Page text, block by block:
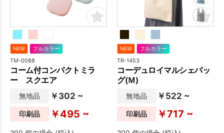
NEW フルカラー
TM-0088
コーム付コンパクトミラ
ー スクエア
無地品 ￥302 ~
印刷品 ￥495 ~
NEW フルカラー
TR-1453
コーデュロイマルシェバッ
グ(Ｍ)
無地品 ￥522 ~
印刷品 ￥717 ~